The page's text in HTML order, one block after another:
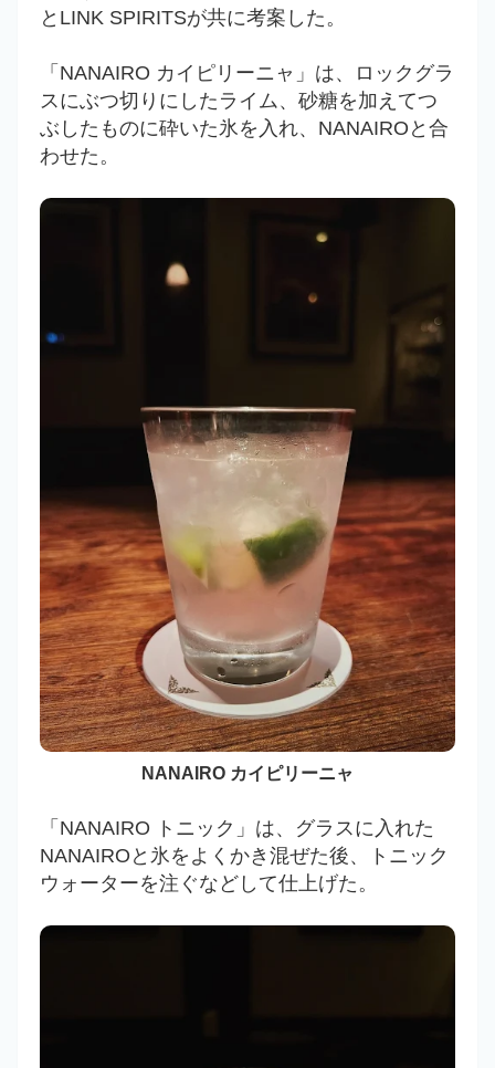
と LINK SPIRITSが共に考案した。
「 NANAIRO カイピリーニャ 」は、ロックグラ
スにぶつ切りにしたライム、砂糖を加えてつ
ぶしたものに砕いた氷を入れ、 NANAIROと合
わせた。
NANAIRO カイピリーニャ
「NANAIRO トニック」は、グラスに入れた
NANAIROと氷をよくかき混ぜた後、トニック
ウォーターを注ぐなどして仕上げた。